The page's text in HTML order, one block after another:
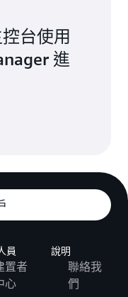
台使用
進
員
置者
心
說明
聯絡我
們